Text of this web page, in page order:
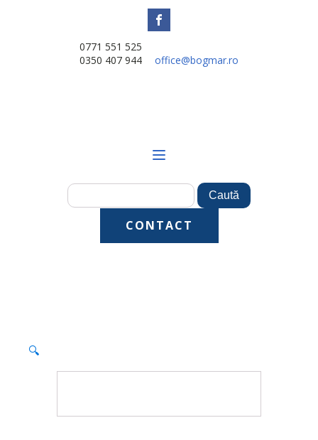
0771 551 525
0350 407 944
office@bogmar.ro
CONTACT
🔍